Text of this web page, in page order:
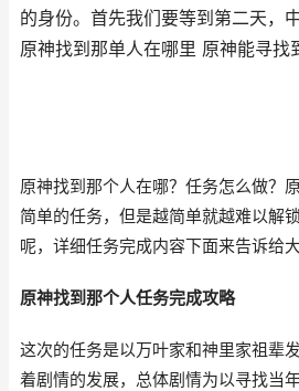
的身份。首先我们要等到第二天，
原神找到那单人在哪里 原神能寻找
原神找到那个人在哪？任务怎么做？
简单的任务，但是越简单就越难以解
呢，详细任务完成内容下面来告诉给
原神找到那个人任务完成攻略
这次的任务是以万叶家和神里家祖辈
着剧情的发展，总体剧情为以寻找当